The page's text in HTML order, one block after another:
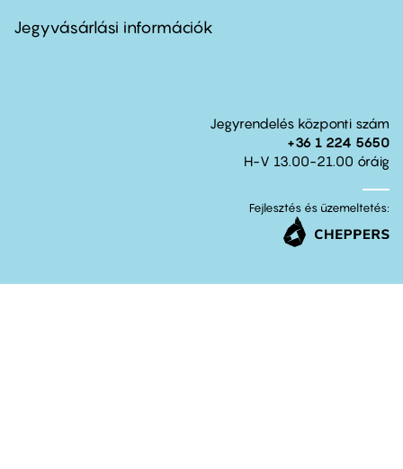
second
Jegyvásárlási információk
Jegyrendelés központi szám
+36 1 224 5650
H-V 13.00-21.00 óráig
Fejlesztés és üzemeltetés: